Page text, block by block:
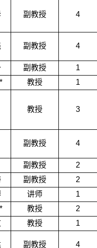
副教授 4
副教授 4
副教授 1
教授 1
教授 3
副教授 4
副教授
2
副教授
2
讲师 1
教授
2
教授 1
副教授 4